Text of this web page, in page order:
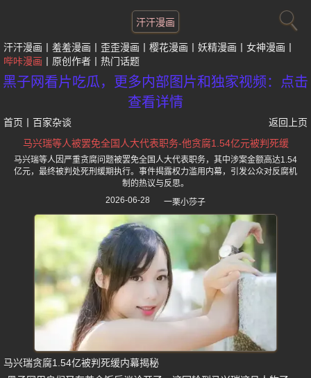
汗汗漫画
汗汗漫画 羞羞漫画 歪歪漫画 樱花漫画 妖精漫画
女神漫画
哔咔漫画
原创作者 热门话题
黑子网看片吃瓜，更多内部图片和独家视频：点击
查看详情
首页 百家杂谈
返回上页
马兴瑞等人被罢免全国人大代表职务-他贪腐1.54亿元被判死缓
马兴瑞等人因严重贪腐问题被罢免全国人大代表职务，其中涉案金额高达1.54
亿元，最终被判处死刑缓期执行。事件揭露权力滥用内幕，引发公众对反腐机
制的热议与反思。
2026-06-28
一栗小莎子
马兴瑞贪腐1.54亿被判死缓内幕揭秘